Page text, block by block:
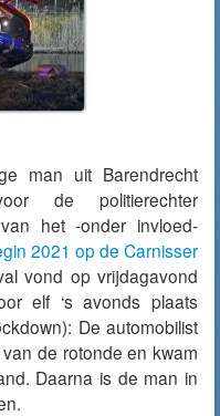
man uit Barendrecht
de politierechter
het -onder invloed-
2021 op de Carnisser
vond op vrijdagavond
elf ‘s avonds plaats
De automobilist
de rotonde en kwam
Daarna is de man in